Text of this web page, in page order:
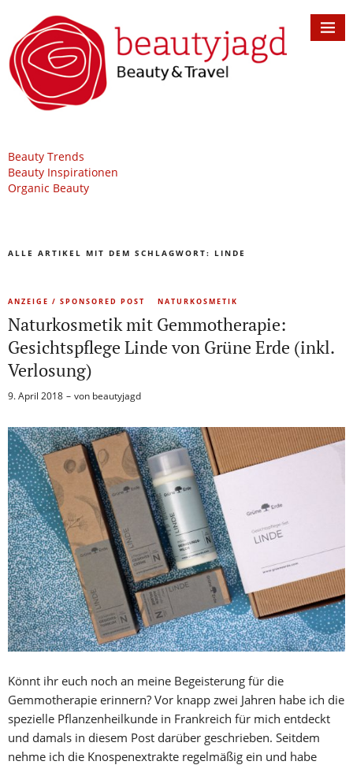
Beauty Trends
Beauty Inspirationen
Organic Beauty
ALLE ARTIKEL MIT DEM SCHLAGWORT: LINDE
ANZEIGE / SPONSORED POST NATURKOSMETIK
Naturkosmetik mit Gemmotherapie:
Gesichtspflege Linde von Grüne Erde (inkl.
Verlosung)
9. April 2018 von beautyjagd
Könnt ihr euch noch an meine Begeisterung für die
Gemmotherapie erinnern? Vor knapp zwei Jahren habe ich die
spezielle Pflanzenheilkunde in Frankreich für mich entdeckt
und damals in diesem Post darüber geschrieben. Seitdem
nehme ich die Knospenextrakte regelmäßig ein und habe